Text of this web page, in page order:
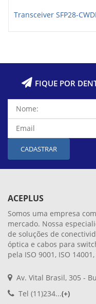
Transceiver SFP28-
FIQUE POR
CADASTRAR
ACEPLUS
Somos uma empresa
mercado. Nossa
de soluções de
óptica e cabos para
pela ISO 9001, ISO 14001,
Av. Vital Brasil, 305 -
Tel (11)234...(+)